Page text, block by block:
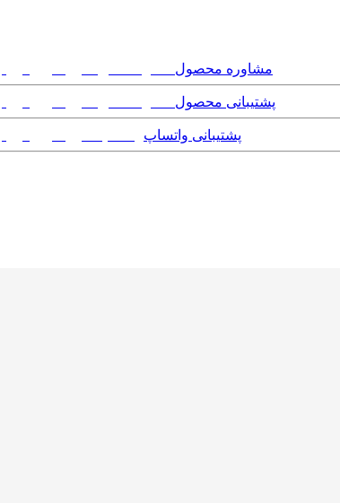
مشاوره محصول
پشتیبانی محصول
پشتیبانی واتساپ